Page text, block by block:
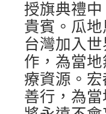
授旗典禮
貴賓。瓜
台灣加入
作，為當
療資源。
善行，為